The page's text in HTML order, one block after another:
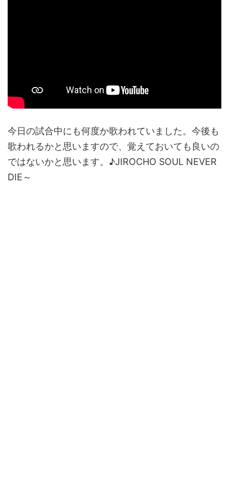
今日の試合中にも何度か歌われていました。今後も
歌われるかと思いますので、覚えておいても良いの
ではないかと思います。♪JIROCHO SOUL NEVER
DIE～